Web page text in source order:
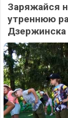
Заряжайся
утреннюю
Дзержинска